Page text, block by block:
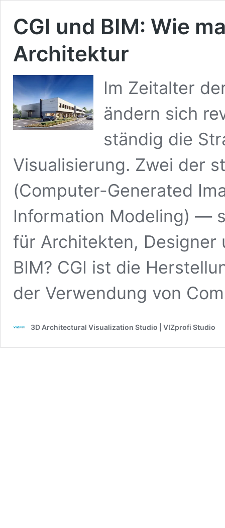
CGI und BIM: Wie
Architektur
Im Zeitalter
ändern sich
ständig die
Visualisierung. Zwei der
(Computer-Generated
Information Modeling) —
für Architekten, Designer
BIM? CGI ist die
der Verwendung von
3D Architectural Visualization Studio | VIZprofi Studio